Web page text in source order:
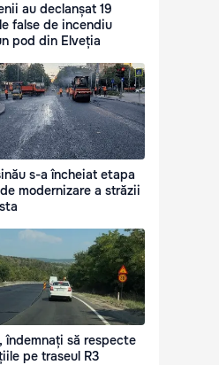
au declanșat 19
false de incendiu
pod din Elveția
s-a încheiat etapa
modernizare a străzii
îndemnați să respecte
pe traseul R3